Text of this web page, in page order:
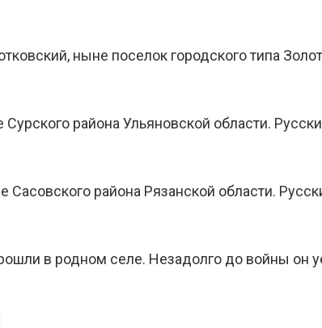
ныне поселок городского типа
района Ульяновской области.
Сасовского района Рязанской области.
в родном селе. Незадолго до войны он